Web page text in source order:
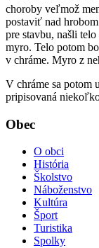
choroby veľmož
postaviť nad
pre stavbu, našli
myro. Telo potom
v chráme. Myro z
V chráme sa potom
pripisovaná
Obec
O obci
História
Školstvo
Náboženstvo
Kultúra
Šport
Turistika
Spolky